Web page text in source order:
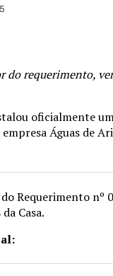
requerimento,
oficialmente
Águas de
Requerimento
Casa.